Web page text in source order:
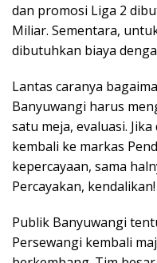
dan promosi Liga 2
Miliar. Sementara,
dibutuhkan biaya
Lantas caranya
Banyuwangi harus
satu meja, evaluasi.
kembali ke markas
kepercayaan, sama
Percayakan, kendalikan!
Publik Banyuwangi
Persewangi kembali